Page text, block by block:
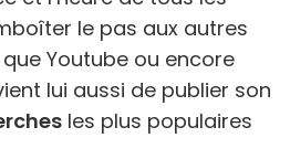
le pas aux autres
Youtube ou encore
lui aussi de publier son
les plus populaires